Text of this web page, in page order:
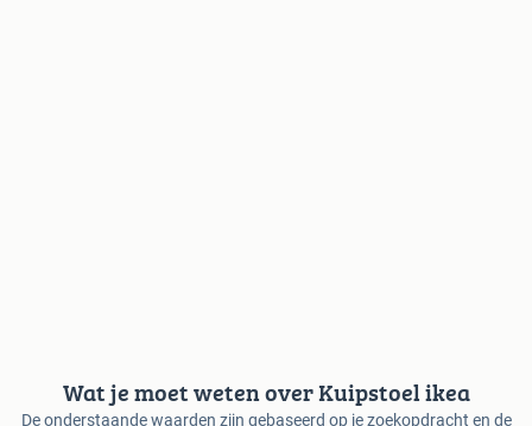
Wat je moet weten over Kuipstoel ikea
De onderstaande waarden zijn gebaseerd op je zoekopdracht en de